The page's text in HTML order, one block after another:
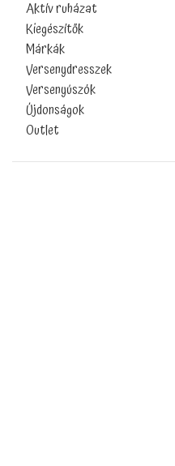
Aktív ruházat
Kiegészítők
Márkák
Versenydresszek
Versenyúszók
Újdonságok
Outlet